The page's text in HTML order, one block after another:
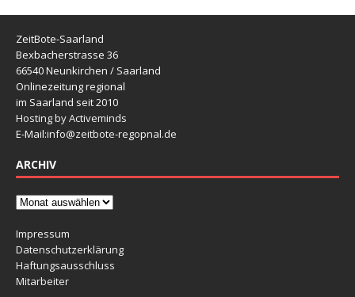
ZeitBote-Saarland
Bexbacherstrasse 36
66540 Neunkirchen / Saarland
Onlinezeitung regional
im Saarland seit 2010
Hosting by Activeminds
E-Mail:info@zeitbote-regopnal.de
ARCHIV
Impressum
Datenschutzerklärung
Haftungsausschluss
Mitarbeiter